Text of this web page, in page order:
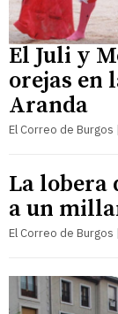
El Juli y
orejas en
Aranda
El Correo de Burgos
La lobera
a un
El Correo de Burgos